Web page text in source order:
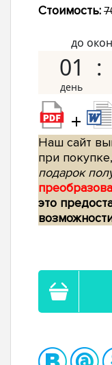
Стоимость:
до
01
+
Наш сайт
при покупке,
подарок
это